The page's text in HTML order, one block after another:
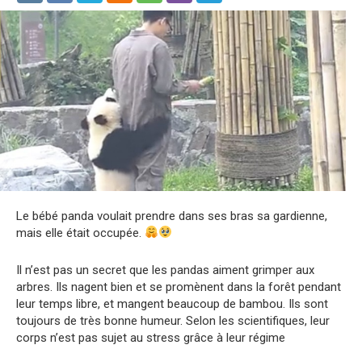
Le bébé panda voulait prendre dans ses bras sa gardienne,
mais elle était occupée.
Il n’est pas un secret que les pandas aiment grimper aux
arbres. Ils nagent bien et se promènent dans la forêt pendant
leur temps libre, et mangent beaucoup de bambou. Ils sont
toujours de très bonne humeur. Selon les scientifiques, leur
corps n’est pas sujet au stress grâce à leur régime